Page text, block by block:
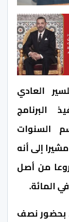
العادي
البرنامج
السنوات
الممتدة من 2017-2019، مشيرا إلى أنه
تنفيذ 32 مشروعا من أصل
بحضور نصف